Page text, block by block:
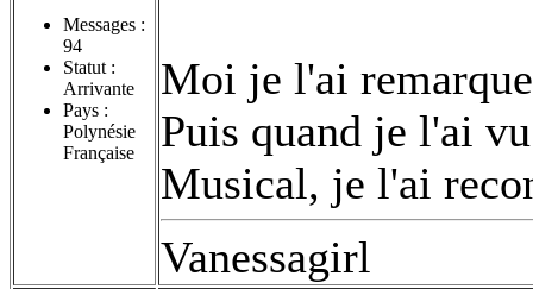
Messages :
94
Statut :
Arrivante
Pays :
Polynésie
Française
Moi je l'ai
Puis quand je l'ai
Musical, je l'ai
Vanessagirl